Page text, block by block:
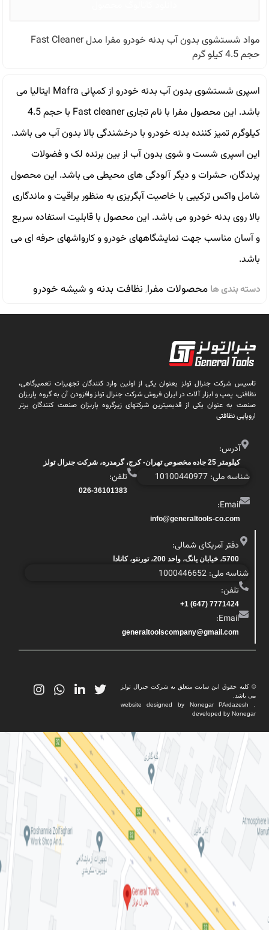
مواد شستشوی بدون آب بدنه خودرو مفرا مدل Fast Cleaner
حجم 4.5 کیلو گرم
اسپری شستشوی بدون آب بدنه خودرو از کمپانی Mafra ایتالیا می
باشد. این محصول مفرا با نام تجاری Fast cleaner با حجم 4.5
کیلوگرم تمیز کننده بدنه خودرو با درخشندگی بالا بدون آب می باشد.
این اسپری شست و شوی بدون آب از بین برنده لک و فضولات
پرندگان، حشرات و دیگر آلودگی های محیطی می باشد. این محصول
شامل واکس ترکیبی با خاصیت آبگریزی به منظور براقیت و ماندگاری
بالا روی بدنه خودرو می باشد. این محصول با قابلیت استفاده سریع
و آسان مناسب جهت نمایشگاههای خودرو و کارواشهای حرفه ای می
باشد.
دسته بندی ها محصولات مفرا, نظافت بدنه و شیشه خودرو
تاسیس شرکت جنرال تولز بعنوان یکی از اولین وارد کنندگان تجهیزات تعمیرگاهی،
نظافتی، پمپ و ابزار آلات در ایران فروش شرکت جنرال تولز وافزودن آن به گروه پاریزان
صنعت به عنوان یکی از قدیمیترین شرکتهای زیرگروه پاریزان صنعت کنندگان برتر
اروپایی نظافتی
آدرس:
کیلومتر 25 جاده مخصوص تهران- کرج، گرمدره، شرکت جنرال تولز
شناسه ملی: 10100440977 تلفن:
026-36101383
Email:
info@generaltools-co.com
دفتر آمریکای شمالی:
5700، خیابان یانگ، واحد 200، تورنتو، کانادا
شناسه ملی: 1000446652
تلفن:
7771424 (647) 1+
Email:
generaltoolscompany@gmail.com
© کلیه حقوق این سایت متعلق به شرکت جنرال تولز
می باشد.
website designed by Nonegar PArdazesh ,
developed by Nonegar